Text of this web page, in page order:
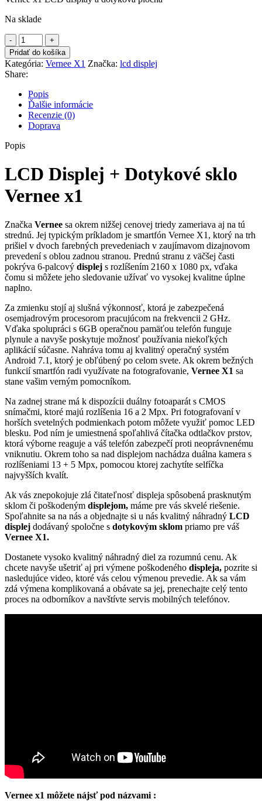
Na sklade
množstvo
LCD
Displej
+
Dotykové
sklo
Vernee
x1
Pridať do košíka
Kategória: Vernee X1 Značka: lcd displej
Share:
Popis
Ďalšie informácie
Recenzie (0)
Doprava
Popis
LCD Displej + Dotykové sklo
Vernee x1
Značka Vernee sa okrem nižšej cenovej triedy zameriava aj na tú
strednú. Jej typickým príkladom je smartfón Vernee X1, ktorý na trh
prišiel v dvoch farebných prevedeniach v zaujímavom dizajnovom
prevedení s oblou zadnou stranou. Prednú stranu z väčšej časti
pokrýva 6-palcový displej s rozlíšením 2160 x 1080 px, vďaka
čomu si môžete jeho sledovanie užívať vo vysokej kvalitne úplne
naplno.
Za zmienku stojí aj slušná výkonnosť, ktorá je zabezpečená
osemjadrovým procesorom pracujúcom na frekvencii 2 GHz.
Vďaka spolupráci s 6GB operačnou pamäťou telefón funguje
plynule a navyše poskytuje možnosť používania niekoľkých
aplikácií súčasne. Nahráva tomu aj kvalitný operačný systém
Android 7.1, ktorý je obľúbený po celom svete. Ak okrem bežných
funkcií smartfón radi využívate na fotografovanie, Vernee X1 sa
stane vašim verným pomocníkom.
Na zadnej strane má k dispozícii duálny fotoaparát s CMOS
snímačmi, ktoré majú rozlíšenia 16 a 2 Mpx. Pri fotografovaní v
horších svetelných podmienkach potom môžete využiť pomoc LED
blesku. Pod ním je umiestnená spoľahlivá čítačka odtlačkov prstov,
ktorá výborne reaguje a váš telefón zabezpečí proti neoprávnenému
vniknutiu. Okrem toho sa nad displejom nachádza duálna kamera s
rozlíšeniami 13 + 5 Mpx, pomocou ktorej zachytíte selfíčka
najvyšších kvalít.
Ak vás znepokojuje zlá čitateľnosť displeja spôsobená prasknutým
sklom či poškodeným displejom, máme pre vás skvelé riešenie.
Spoľahnite sa na nás a objednajte si u nás kvalitný náhradný LCD
displej dodávaný spoločne s dotykovým sklom priamo pre váš
Vernee X1.
Dostanete vysoko kvalitný náhradný diel za rozumnú cenu. Ak
chcete navyše ušetriť aj pri výmene poškodeného displeja, pozrite si
nasledujúce video, ktoré vás celou výmenou prevedie. Ak sa vám
zdá výmena komplikovaná a obávate sa jej, prenechajte celý tento
proces na odborníkov a navštívte servis mobilných telefónov.
Vernee x1 môžete nájsť pod názvami :